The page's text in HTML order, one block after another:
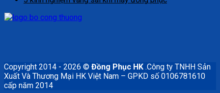
Copyright 2014 - 2026 © Đồng Phục HK .Công ty TNHH Sản
Xuất Và Thương Mại HK Việt Nam – GPKD số 0106781610
cấp năm 2014